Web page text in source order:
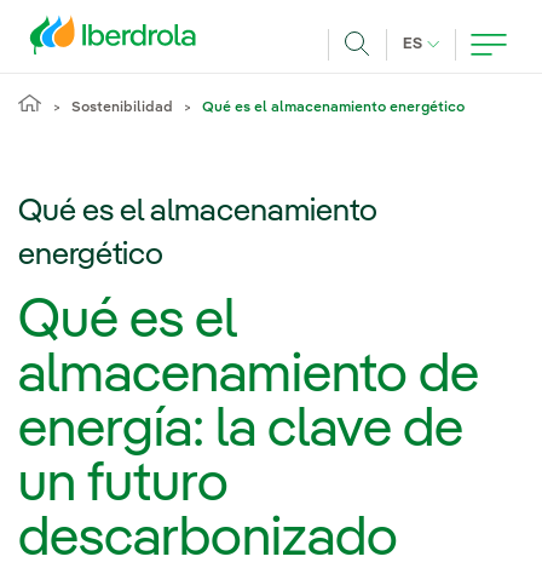
ES IDIOMA
Sostenibilidad Qué es el almacenamiento energético
Qué es el almacenamiento
energético
Qué es el
almacenamiento de
energía: la clave de
un futuro
descarbonizado